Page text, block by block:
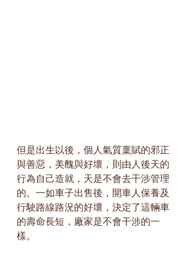
但是出生以後，個人氣質稟賦的邪正
與善惡，美醜與好壞，則由人後天的
行為自己造就，天是不會去干涉管理
的。一如車子出售後，開車人保養及
行駛路線路況的好壞，決定了這輛車
的壽命長短，廠家是不會干涉的一
樣。